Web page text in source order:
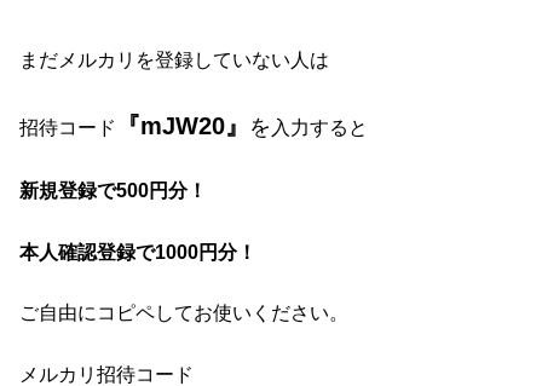
まだメルカリを登録していない人は
招待コード 『mJW20』 を 入力すると
新規登録で500円分！
本人確認登録で1000円分！
ご自由にコピペしてお使いください。
メルカリ招待コード